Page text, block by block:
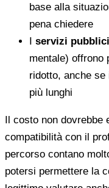
base alla
pena chiedere
I servizi pubblici
mentale) offrono
ridotto, anche
più lunghi
Il costo non dovrebbe
compatibilità con il
percorso contano
potersi permettere la